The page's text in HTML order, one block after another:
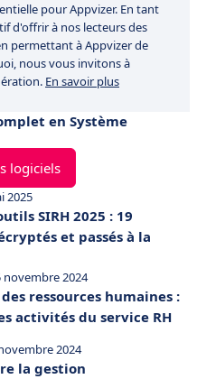
pour Appvizer. En tant
d'offrir à nos lecteurs des
permettant à Appvizer de
nous vous invitons à
En savoir plus
en Système
logiciels
2025
SIRH 2025 : 19
et passés à la
novembre 2024
ressources humaines :
activités du service RH
2024
la gestion